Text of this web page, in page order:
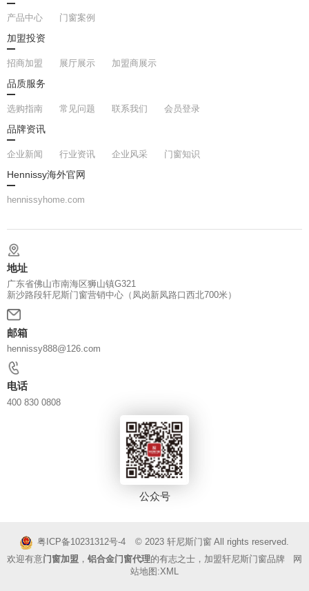
产品中心
门窗案例
加盟投资
招商加盟 展厅展示
加盟商展示
品质服务
选购指南 常见问题 联系我们
会员登录
品牌资讯
企业新闻 行业资讯 企业风采
门窗知识
Hennissy海外官网
hennissyhome.com
地址
广东省佛山市南海区狮山镇G321
新沙路段轩尼斯门窗营销中心（凤岗新凤路口西北700米）
邮箱
hennissy888@126.com
电话
400 830 0808
公众号
粤ICP备10231312号-4 © 2023 轩尼斯门窗All rights reserved.
欢迎有意门窗加盟 ， 铝合金门窗代理的有志之士，加盟轩尼斯门窗品牌 网
站地图:XML